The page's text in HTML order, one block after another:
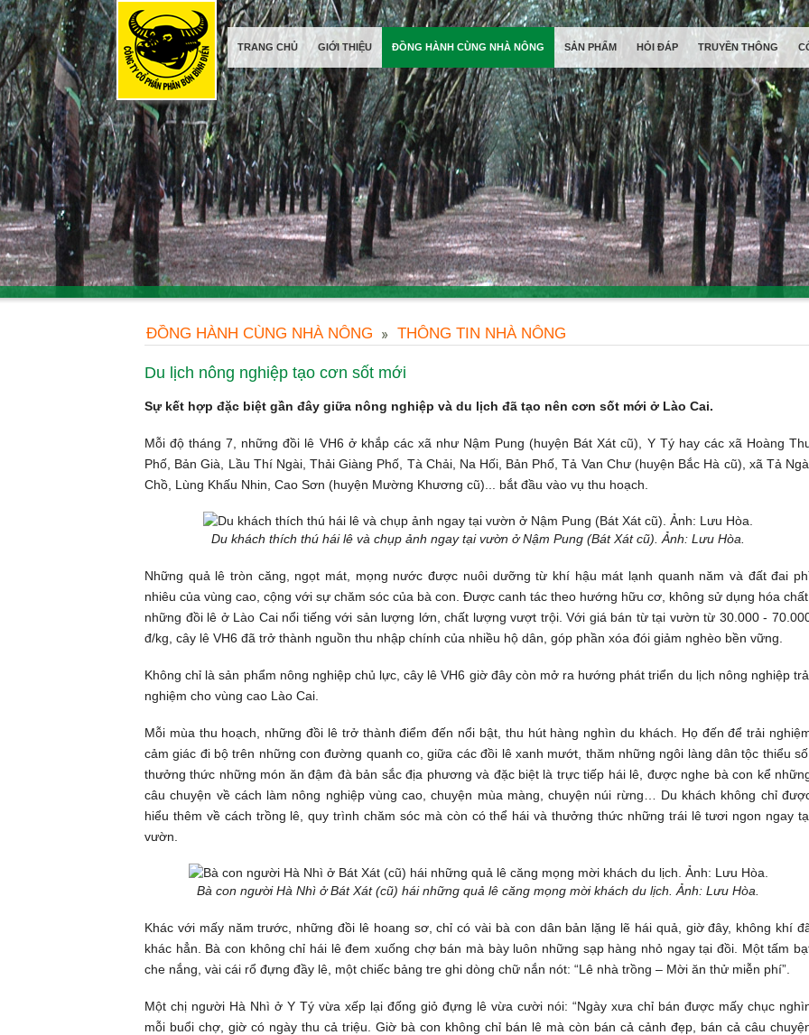
TRANG CHỦ GIỚI THIỆU ĐỒNG HÀNH CÙNG NHÀ NÔNG SẢN PHẨM HỎI ĐÁP TRUYỀN THÔNG
ĐỒNG HÀNH CÙNG NHÀ NÔNG THÔNG TIN NHÀ NÔNG
Du lịch nông nghiệp tạo cơn sốt mới
Sự kết hợp đặc biệt gần đây giữa nông nghiệp và du lịch đã tạo nên cơn sốt mới ở Lào Cai.
Mỗi độ tháng 7, những đồi lê VH6 ở khắp các xã như Nậm Pung (huyện Bát Xát cũ), Y Tý hay các xã Hoàng
Phố, Bản Già, Lầu Thí Ngài, Thải Giàng Phố, Tà Chải, Na Hối, Bản Phố, Tả Van Chư (huyện Bắc Hà cũ), xã Tả
Chồ, Lùng Khấu Nhin, Cao Sơn (huyện Mường Khương cũ)... bắt đầu vào vụ thu hoạch.
Du khách thích thú hái lê và chụp ảnh ngay tại vườn ở Nậm Pung (Bát Xát cũ). Ảnh: Lưu Hòa.
Những quả lê tròn căng, ngọt mát, mọng nước được nuôi dưỡng từ khí hậu mát lạnh quanh năm và đất đai
nhiêu của vùng cao, cộng với sự chăm sóc của bà con. Được canh tác theo hướng hữu cơ, không sử dụng hóa chất,
những đồi lê ở Lào Cai nổi tiếng với sản lượng lớn, chất lượng vượt trội. Với giá bán từ tại vườn từ 30.000 -
đ/kg, cây lê VH6 đã trở thành nguồn thu nhập chính của nhiều hộ dân, góp phần xóa đói giảm nghèo bền vững.
Không chỉ là sản phẩm nông nghiệp chủ lực, cây lê VH6 giờ đây còn mở ra hướng phát triển du lịch nông nghiệp
nghiệm cho vùng cao Lào Cai.
Mỗi mùa thu hoạch, những đồi lê trở thành điểm đến nổi bật, thu hút hàng nghìn du khách. Họ đến để trải
cảm giác đi bộ trên những con đường quanh co, giữa các đồi lê xanh mướt, thăm những ngôi làng dân tộc thiểu số,
thưởng thức những món ăn đậm đà bản sắc địa phương và đặc biệt là trực tiếp hái lê, được nghe bà con kể
câu chuyện về cách làm nông nghiệp vùng cao, chuyện mùa màng, chuyện núi rừng… Du khách không chỉ
hiểu thêm về cách trồng lê , quy trình chăm sóc mà còn có thể hái và thưởng thức những trái lê tươi ngon ngay
vườn.
Bà con người Hà Nhì ở Bát Xát (cũ) hái những quả lê căng mọng mời khách du lịch. Ảnh: Lưu Hòa.
Khác với mấy năm trước, những đồi lê hoang sơ, chỉ có vài bà con dân bản lặng lẽ hái quả, giờ đây, không khí
khác hẳn. Bà con không chỉ hái lê đem xuống chợ bán mà bày luôn những sạp hàng nhỏ ngay tại đồi. Một tấm
che nắng, vài cái rổ đựng đầy lê, một chiếc bảng tre ghi dòng chữ nắn nót: “Lê nhà trồng – Mời ăn thử miễn phí”.
Một chị người Hà Nhì ở Y Tý vừa xếp lại đống giỏ đựng lê vừa cười nói: “Ngày xưa chỉ bán được mấy chục
mỗi buổi chợ, giờ có ngày thu cả triệu. Giờ bà con không chỉ bán lê mà còn bán cả cảnh đẹp, bán cả câu